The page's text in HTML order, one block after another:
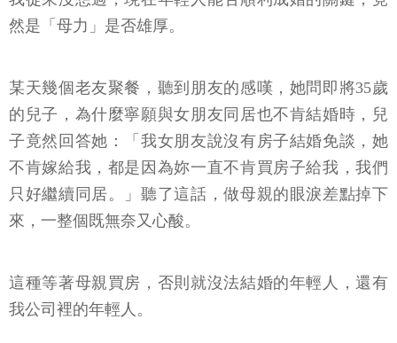
然是「母力」是否雄厚。
某天幾個老友聚餐，聽到朋友的感嘆，她問即將35歲
的兒子，為什麼寧願與女朋友同居也不肯結婚時，兒
子竟然回答她：「我女朋友說沒有房子結婚免談，她
不肯嫁給我，都是因為妳一直不肯買房子給我，我們
只好繼續同居。」聽了這話，做母親的眼淚差點掉下
來，一整個既無奈又心酸。
這種等著母親買房，否則就沒法結婚的年輕人，還有
我公司裡的年輕人。